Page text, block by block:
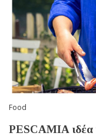
Food
PESCAΜΙΑ ιδέα